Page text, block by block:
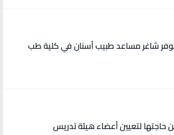
شاغر مساعد طبيب أسنان في كلية طب
حاجتها لتعيين أعضاء هيئة تدريس